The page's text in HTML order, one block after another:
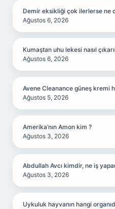
Demir eksikliği çok ilerlerse ne
Ağustos 6, 2026
Kumaştan uhu lekesi nasıl
Ağustos 6, 2026
Avene Cleanance güneş kremi
Ağustos 5, 2026
Amerika’nın Amon kim ?
Ağustos 3, 2026
Abdullah Avcı kimdir, ne iş
Ağustos 3, 2026
Uykuluk hayvanın hangi